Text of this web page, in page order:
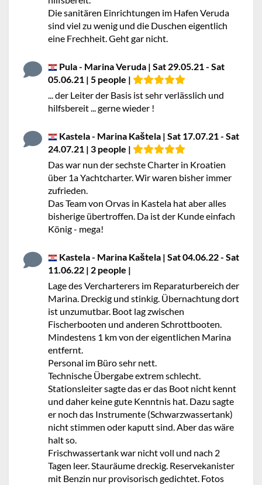
Die sanitären Einrichtungen im Hafen Veruda
sind viel zu wenig und die Duschen eigentlich
eine Frechheit. Geht gar nicht.
Pula - Marina Veruda | Sat 29.05.21 - Sat
05.06.21 | 5 people |
... der Leiter der Basis ist sehr verlässlich und
hilfsbereit ... gerne wieder !
Kastela - Marina Kaštela | Sat 17.07.21 - Sat
24.07.21 | 3 people |
Das war nun der sechste Charter in Kroatien
über 1a Yachtcharter. Wir waren bisher immer
zufrieden.
Das Team von Orvas in Kastela hat aber alles
bisherige übertroffen. Da ist der Kunde einfach
König - mega!
Kastela - Marina Kaštela | Sat 04.06.22 - Sat
11.06.22 | 2 people |
Lage des Vercharterers im Reparaturbereich der
Marina. Dreckig und stinkig. Übernachtung dort
ist unzumutbar. Boot lag zwischen
Fischerbooten und anderen Schrottbooten.
Mindestens 1 km von der eigentlichen Marina
entfernt.
Personal im Büro sehr nett.
Technische Übergabe extrem schlecht.
Stationsleiter sagte das er das Boot nicht kennt
und daher keine gute Kenntnis hat. Dazu sagte
er noch das Instrumente (Schwarzwassertank)
nicht stimmen oder kaputt sind. Aber das wäre
halt so.
Frischwassertank war nicht voll und nach 2
Tagen leer. Stauräume dreckig. Reservekanister
mit Benzin nur provisorisch gedichtet. Fotos